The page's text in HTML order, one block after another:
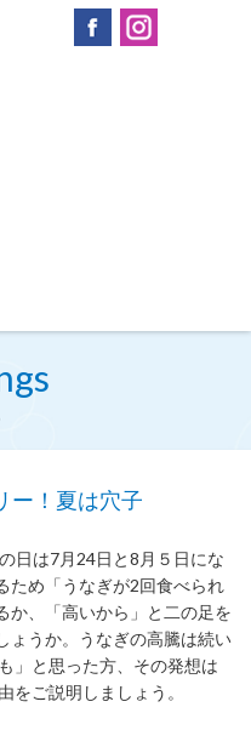
ー！夏は穴子
日は7月24日と8月５日にな
ため「うなぎが2回食べられ
か、「高いから」と二の足を
ょうか。うなぎの高騰は続い
」と思った方、その発想は
をご説明しましょう。